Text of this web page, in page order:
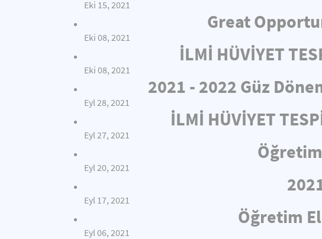
Eki 15, 2021
Great
Eki 08, 2021
İLMİ HÜVİYET
Eki 08, 2021
2021 - 2022 Güz
Eyl 28, 2021
İLMİ HÜVİYET
Eyl 27, 2021
Eyl 20, 2021
Eyl 17, 2021
Öğretim
Eyl 06, 2021